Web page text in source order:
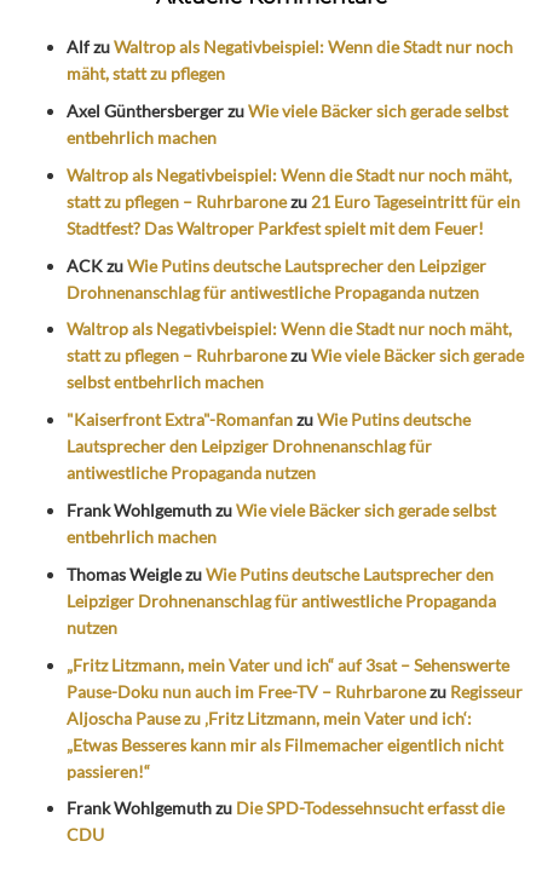
AlfzuWaltrop als Negativbeispiel: Wenn die Stadt nur noch
mäht, statt zu pflegen
Axel GünthersbergerzuWie viele Bäcker sich gerade selbst
entbehrlich machen
Waltrop als Negativbeispiel: Wenn die Stadt nur noch mäht,
statt zu pflegen – Ruhrbaronezu 21 Euro Tageseintritt für ein
Stadtfest? Das Waltroper Parkfest spielt mit dem Feuer!
ACKzuWie Putins deutsche Lautsprecher den Leipziger
Drohnenanschlag für antiwestliche Propaganda nutzen
Waltrop als Negativbeispiel: Wenn die Stadt nur noch mäht,
statt zu pflegen – RuhrbaronezuWie viele Bäcker sich gerade
selbst entbehrlich machen
"Kaiserfront Extra"-RomanfanzuWie Putins deutsche
Lautsprecher den Leipziger Drohnenanschlag für
antiwestliche Propaganda nutzen
Frank WohlgemuthzuWie viele Bäcker sich gerade selbst
entbehrlich machen
Thomas WeiglezuWie Putins deutsche Lautsprecher den
Leipziger Drohnenanschlag für antiwestliche Propaganda
nutzen
„Fritz Litzmann, mein Vater und ich“ auf 3sat – Sehenswerte
Pause-Doku nun auch im Free-TV – Ruhrbaronezu Regisseur
Aljoscha Pause zu ‚Fritz Litzmann, mein Vater und ich‘:
„Etwas Besseres kann mir als Filmemacher eigentlich nicht
passieren!“
Frank Wohlgemuthzu Die SPD-Todessehnsucht erfasst die
CDU